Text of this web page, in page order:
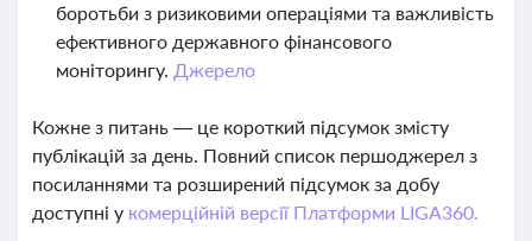
боротьби з ризиковими операціями та важливість
ефективного державного фінансового
моніторингу. Джерело
Кожне з питань — це короткий підсумок змісту
публікацій за день. Повний список першоджерел з
посиланнями та розширений підсумок за добу
доступні у комерційній версії Платформи LIGA360.